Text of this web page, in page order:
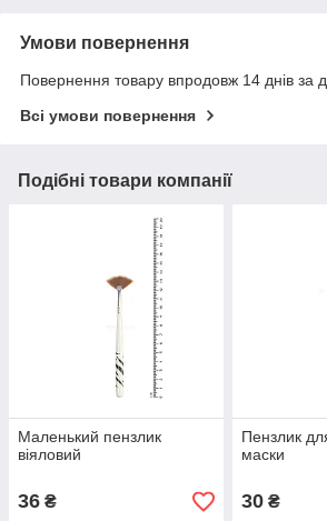
Умови повернення
Повернення товару впродовж 14 днів за
Всі умови повернення
Подібні товари компанії
Маленький пензлик
віяловий
36 ₴
Пензлик
маски
30₴